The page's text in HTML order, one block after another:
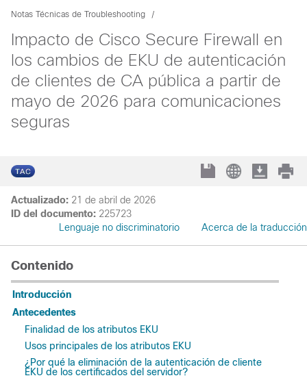
Notas Técnicas de Troubleshooting
Impacto de Cisco Secure Firewall en
los cambios de EKU de autenticación
de clientes de CA pública a partir de
mayo de 2026 para comunicaciones
seguras
Actualizado: 21 de abril de 2026
ID del documento: 225723
Lenguaje no discriminatorio
Acerca de la traducción
Contenido
Introducción
Antecedentes
Finalidad de los atributos EKU
Usos principales de los atributos EKU
¿Por qué la eliminación de la autenticación de cliente
EKU de los certificados del servidor?